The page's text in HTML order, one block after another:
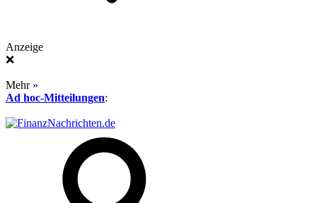
Anzeige
❌
Mehr »
Ad hoc-Mitteilungen: